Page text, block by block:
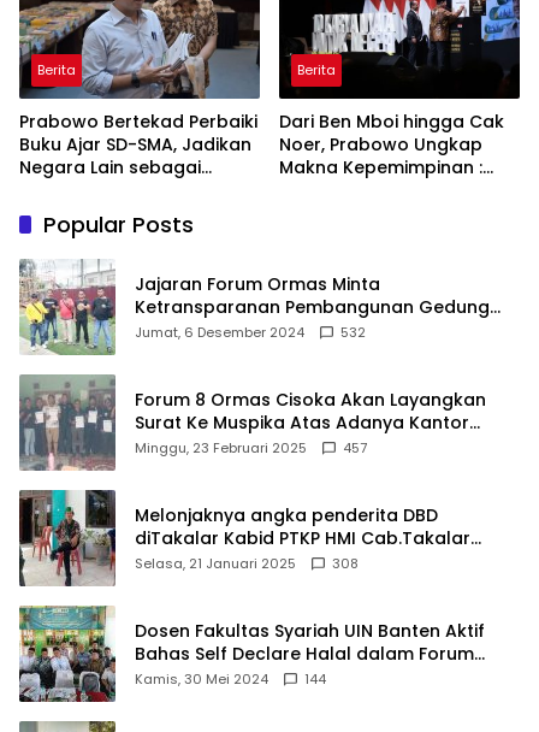
Berita
Prabowo Bertekad Perbaiki
Buku Ajar SD-SMA, Jadikan
Negara Lain sebagai
Berita
Dari Ben Mboi hingga Cak
Noer, Prabowo Ungkap
Makna Kepemimpinan :
Popular Posts
Jajaran Forum Ormas Minta
Ketransparanan Pembangunan Gedung
Damkar Di Kecamatan Cisoka
Jumat, 6 Desember 2024 532
Forum 8 Ormas Cisoka Akan Layangkan
Surat Ke Muspika Atas Adanya Kantor
Matel di Cisoka
Minggu, 23 Februari 2025 457
Melonjaknya angka penderita DBD
diTakalar Kabid PTKP HMI Cab.Takalar
angkat bicara
Selasa, 21 Januari 2025 308
Dosen Fakultas Syariah UIN Banten Aktif
Bahas Self Declare Halal dalam Forum
Ijtima Ulama MUI
Kamis, 30 Mei 2024 144